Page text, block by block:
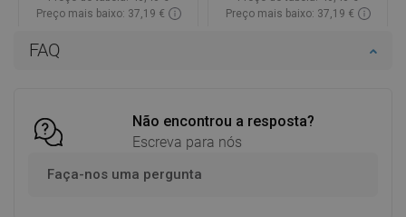
FAQ
Não encontrou a resposta?
Escreva para nós
Faça-nos uma pergunta
Preço mais baixo: 37,19 €
Preço mais baixo: 37,19 €